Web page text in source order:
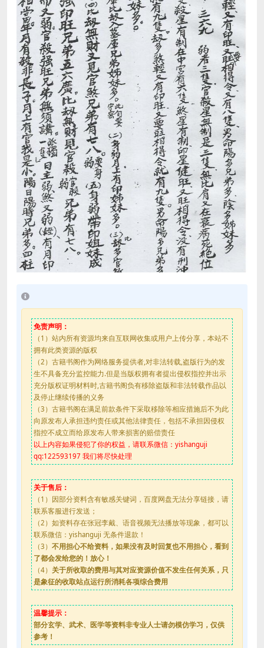
免责声明：
（1）站内所有资源均来自互联网收集或用户上传分享，本站不
拥有此类资源的版权
（2）古籍书阁作为网络服务提供者,对非法转载,盗版行为的发
生不具备充分监控能力.但是当版权拥有者提出侵权指控并出示
充分版权证明材料时,古籍书阁负有移除盗版和非法转载作品以
及停止继续传播的义务
（3）古籍书阁在满足前款条件下采取移除等相应措施后不为此
向原发布人承担违约责任或其他法律责任，包括不承担因侵权
指控不成立而给原发布人带来损害的赔偿责任
以上内容如果侵犯了你的权益，请联系微信：yishanguji
qq:122593197 我们将尽快处理
关于售后：
（1）因部分资料含有敏感关键词，百度网盘无法分享链接，请
联系客服进行发送；
（2）如资料存在张冠李戴、语音视频无法播放等现象，都可以
联系微信：yishanguji 无条件退款！
（3） 不用担心不给资料，如果没有及时回复也不用担心，看到
了都会发给您的！放心！
（4） 关于所收取的费用与其对应资源价值不发生任何关系，只
是象征的收取站点运行所消耗各项综合费用
温馨提示：
部分玄学、武术、医学等资料非专业人士请勿模仿学习，仅供
参考！